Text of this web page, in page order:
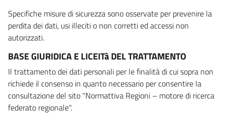
Specifiche misure di sicurezza sono osservate per prevenire la
perdita dei dati, usi illeciti o non corretti ed accessi non
autorizzati.
BASE GIURIDICA E LICEITà DEL TRATTAMENTO
Il trattamento dei dati personali per le finalità di cui sopra non
richiede il consenso in quanto necessario per consentire la
consultazione del sito "Normattiva Regioni – motore di ricerca
federato regionale".